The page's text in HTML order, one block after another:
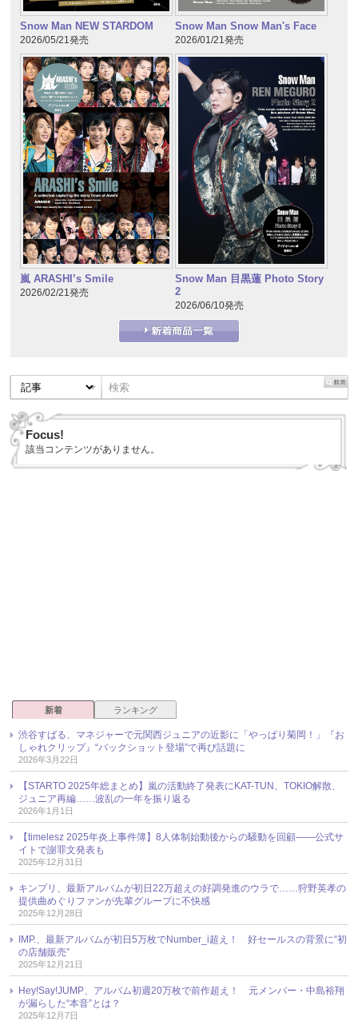
Snow Man NEW STARDOM
2026/05/21発売
Snow Man Snow Man's Face
2026/01/21発売
嵐 ARASHI’s Smile
2026/02/21発売
Snow Man 目黒蓮 Photo Story
2
2026/06/10発売
Focus!
該当コンテンツがありません。
新着 ランキング
渋谷すばる、マネジャーで元関西ジュニアの近影に「やっぱり菊岡！」『お
しゃれクリップ』“バックショット登場”で再び話題に
2026年3月22日
【STARTO 2025年総まとめ】嵐の活動終了発表にKAT-TUN、TOKIO解散、
ジュニア再編……波乱の一年を振り返る
2026年1月1日
【timelesz 2025年炎上事件簿】8人体制始動後からの騒動を回顧――公式サ
イトで謝罪文発表も
2025年12月31日
キンプリ、最新アルバムが初日22万超えの好調発進のウラで……狩野英孝の
提供曲めぐりファンが先輩グループに不快感
2025年12月28日
IMP.、最新アルバムが初日5万枚でNumber_i超え！ 好セールスの背景に“初
の店舗販売”
2025年12月21日
Hey!Say!JUMP、アルバム初週20万枚で前作超え！ 元メンバー・中島裕翔
が漏らした“本音”とは？
2025年12月7日